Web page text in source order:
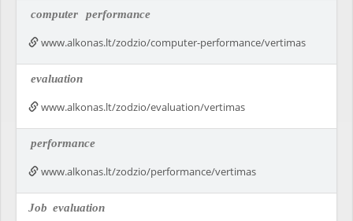
computer performance
www.alkonas.lt/zodzio/computer-performance/vertimas
evaluation
www.alkonas.lt/zodzio/evaluation/vertimas
performance
www.alkonas.lt/zodzio/performance/vertimas
Job evaluation